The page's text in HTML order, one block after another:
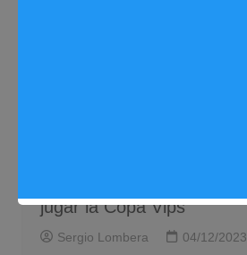
jugar la Copa Vips
Sergio Lombera 04/12/2023